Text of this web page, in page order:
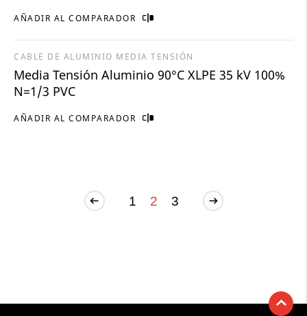
AÑADIR AL COMPARADOR
AÑADIR AL COMPARADOR
CABLE DE ALUMINIO MEDIA TENSIÓN
Media Tensión Aluminio 90°C XLPE 35 kV 100%
N=1/3 PVC
1 2 3